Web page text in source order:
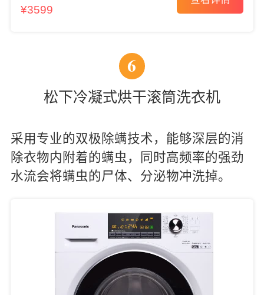
¥3599
6
松下冷凝式烘干滚筒洗衣机
采用专业的双极除螨技术，能够深层的消
除衣物内附着的螨虫，同时高频率的强劲
水流会将螨虫的尸体、分泌物冲洗掉。